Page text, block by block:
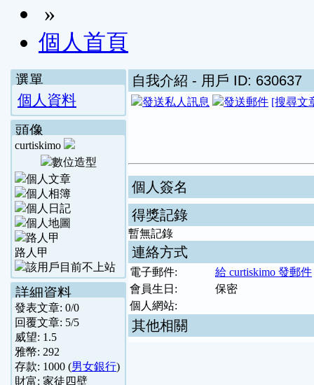
»
個人首頁
選單
個人資料
頭像
curtiskimo
路人甲
詳細資料
發表文章: 0/0
回覆文章: 5/5
威望: 1.5
雅幣: 292
存款: 1000 (男女銀行)
財富: 家徒四壁
自我介紹 - 用戶 ID: 630637
[搜尋文
個人簽名
得獎記錄
暫無記錄
連絡方式
電子郵件:
給 curtiskimo 發郵件
會員生日:
保密
個人網站:
其他相關